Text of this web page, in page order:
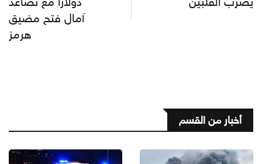
آمال فتح مضيق
هرمز
أخبار من القسم